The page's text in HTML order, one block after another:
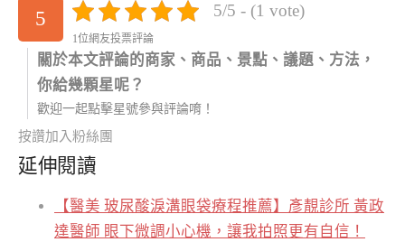
5 5/5 - (1 vote)
1位網友投票評論
關於本文評論的商家、商品、景點、議題、方法，
你給幾顆星呢？
歡迎一起點擊星號參與評論唷！
按讚加入粉絲團
延伸閱讀
【醫美 玻尿酸淚溝眼袋療程推薦】彥靚診所 黃政
達醫師 眼下微調小心機，讓我拍照更有自信！